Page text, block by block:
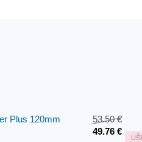
Plus 120mm
53.50 €
49.76 €